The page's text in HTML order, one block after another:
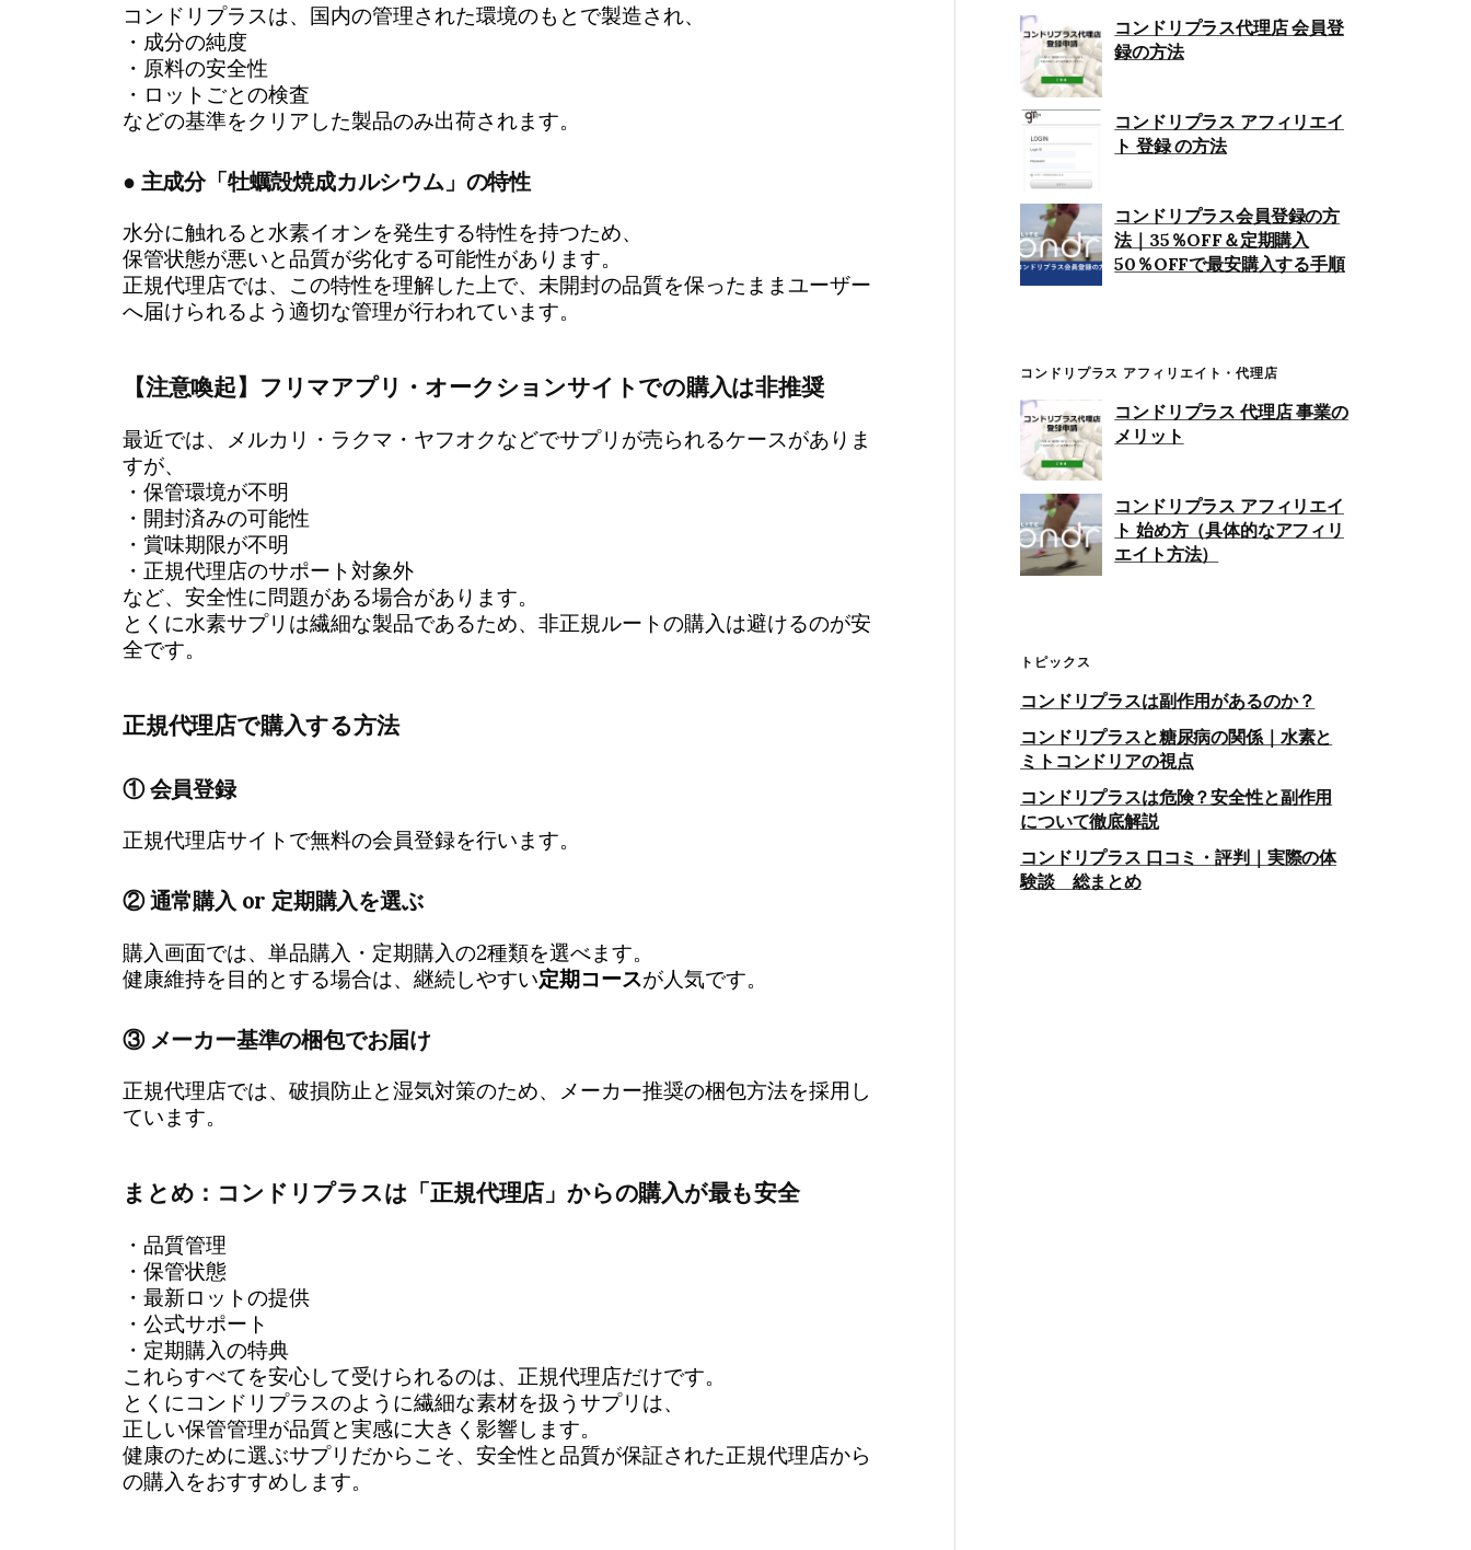
コンドリプラスは、国内の管理された環境のもとで製造され、
・成分の純度
・原料の安全性
・ロットごとの検査
などの基準をクリアした製品のみ出荷されます。
● 主成分「牡蠣殻焼成カルシウム」の特性
水分に触れると水素イオンを発生する特性を持つため、
保管状態が悪いと品質が劣化する可能性があります。
正規代理店では、この特性を理解した上で、未開封の品質を保ったままユーザー
へ届けられるよう適切な管理が行われています。
【注意喚起】フリマアプリ・オークションサイトでの購入は非推奨
最近では、メルカリ・ラクマ・ヤフオクなどでサプリが売られるケースがありま
すが、
・保管環境が不明
・開封済みの可能性
・賞味期限が不明
・正規代理店のサポート対象外
など、安全性に問題がある場合があります。
とくに水素サプリは繊細な製品であるため、非正規ルートの購入は避けるのが安
全です。
正規代理店で購入する方法
① 会員登録
正規代理店サイトで無料の会員登録を行います。
② 通常購入 or 定期購入を選ぶ
購入画面では、単品購入・定期購入の2種類を選べます。
健康維持を目的とする場合は、継続しやすい定期コースが人気です。
③ メーカー基準の梱包でお届け
正規代理店では、破損防止と湿気対策のため、メーカー推奨の梱包方法を採用し
ています。
まとめ：コンドリプラスは「正規代理店」からの購入が最も安全
・品質管理
・保管状態
・最新ロットの提供
・公式サポート
・定期購入の特典
これらすべてを安心して受けられるのは、正規代理店だけです。
とくにコンドリプラスのように繊細な素材を扱うサプリは、
正しい保管管理が品質と実感に大きく影響します。
健康のために選ぶサプリだからこそ、安全性と品質が保証された正規代理店から
の購入をおすすめします。
コンドリプラス代理店 会員登
録の方法
コンドリプラス アフィリエイ
ト 登録 の方法
コンドリプラス会員登録の方
法｜35％OFF＆定期購入
50％OFFで最安購入する手順
コンドリプラス アフィリエイト・代理店
コンドリプラス 代理店 事業の
メリット
コンドリプラス アフィリエイ
ト 始め方（具体的なアフィリ
エイト方法）
トピックス
コンドリプラスは副作用があるのか？
コンドリプラスと糖尿病の関係｜水素と
ミトコンドリアの視点
コンドリプラスは危険？安全性と副作用
について徹底解説
コンドリプラス 口コミ・評判｜実際の体
験談 総まとめ